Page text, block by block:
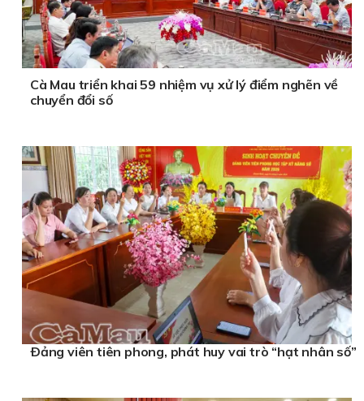
Cà Mau triển khai 59 nhiệm vụ xử lý điểm nghẽn về
chuyển đổi số
Ðảng viên tiên phong, phát huy vai trò “hạt nhân số”